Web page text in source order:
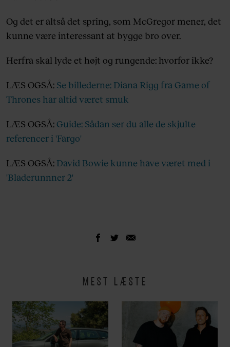
Og det er altså det spring, som McGregor mener, det
kunne være interessant at bygge bro over.
Herfra skal lyde et højt og rungende: hvorfor ikke?
LÆS OGSÅ: Se billederne: Diana Rigg fra Game of
Thrones har altid været smuk
LÆS OGSÅ:Guide: Sådan ser du alle de skjulte
referencer i 'Fargo'
LÆS OGSÅ: David Bowie kunne have været med i
'Bladerunnner 2'
MEST LÆSTE